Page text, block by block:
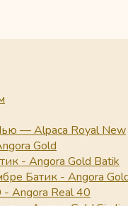
— Alpaca Royal New
Gold
- Angora Gold Batik
Батик - Angora
Angora Real 40